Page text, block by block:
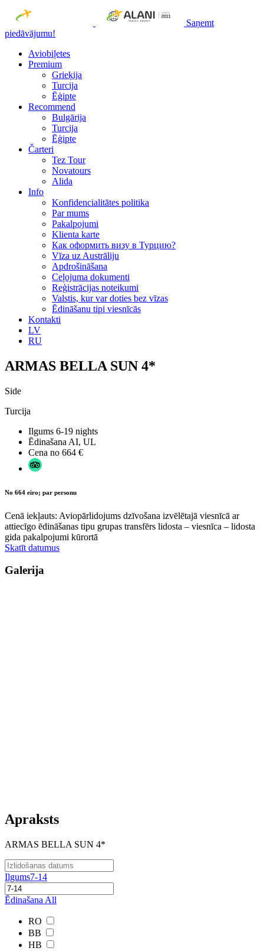
Saņemt
piedāvājumu!
Aviobiļetes
Premium
Grieķija
Turcija
Ēģipte
Recommend
Bulgārija
Turcija
Ēģipte
Čarteri
Tez Tour
Novatours
Alida
Info
Konfidencialitātes politika
Par mums
Рakalpojumi
Klienta karte
Как оформить визу в Турцию?
Vīza uz Austrāliju
Apdrošināšana
Ceļojuma dokumenti
Reģistrācijas noteikumi
Valstis, kur var doties bez vīzas
Ēdināšanu tipi viesnīcās
Kontakti
LV
RU
ARMAS BELLA SUN 4*
Side
Turcija
Ilgums 6-19 nights
Ēdinašana AI, UL
Cena no 664 €
No 664 eiro; par personu
Cenā iekļauts: Aviopārlidojums dzīvošana izvēlētajā viesnīcā ar
attiecīgo ēdināšanas tipu grupas transfērs lidosta – viesnīca – lidosta
gida pakalpojumi kūrortā
Skatīt datumus
Galerija
Apraksts
ARMAS BELLA SUN 4*
Ilgums7-14
Ēdinašana All
RO
BB
HB